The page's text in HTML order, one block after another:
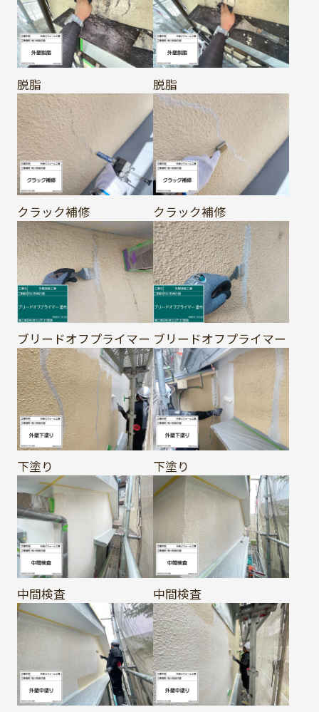
脱脂 脱脂
クラック補修 クラック補修
ブリードオフプライマー ブリードオフプライマー
下塗り 下塗り
中間検査 中間検査